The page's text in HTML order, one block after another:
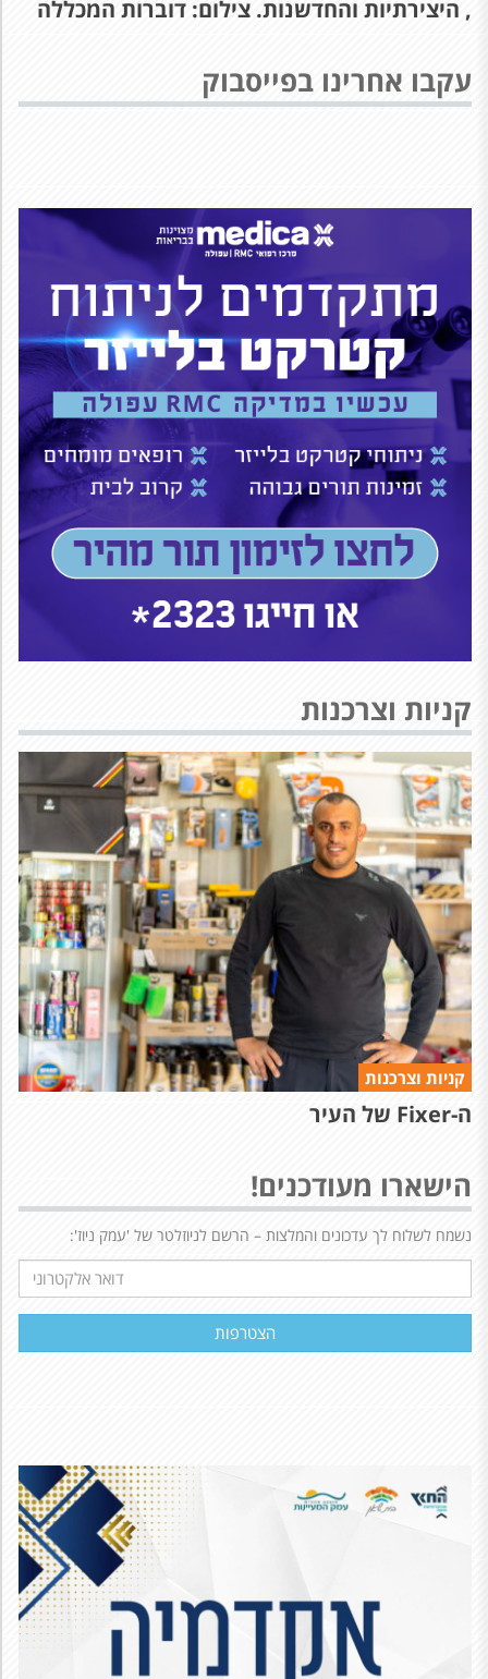
, היצירתיות והחדשנות. צילום: דוברות המכללה
עקבו אחרינו בפייסבוק
קניות וצרכנות
קניות וצרכנות
ה-Fixer של העיר
הישארו מעודכנים!
נשמח לשלוח לך עדכונים והמלצות – הרשם לניוזלטר של 'עמק ניוז':
אלקטרוני